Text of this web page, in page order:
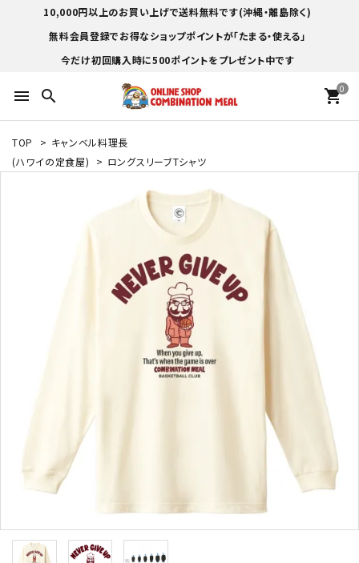
10,000円以上のお買い上げで送料無料です(沖縄・離島除く)
無料会員登録でお得なショップポイントが「たまる・使える」
今だけ初回購入時に500ポイントをプレゼント中です
menu search 0
shopping_cart
TOP > キャンベル料理長
(ハワイの定食屋)
> ロングスリーブTシャツ